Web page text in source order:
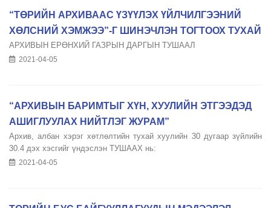
“ТӨРИЙН АРХИВААС ҮЗҮҮЛЭХ ҮЙЛЧИЛГЭЭНИЙ
ХӨЛСНИЙ ХЭМЖЭЭ”-Г ШИНЭЧЛЭН ТОГТООХ ТУХАЙ
АРХИВЫН ЕРӨНХИЙ ГАЗРЫН ДАРГЫН ТУШААЛ
2021-04-05
“АРХИВЫН БАРИМТЫГ ХҮН, ХУУЛИЙН ЭТГЭЭДЭД
АШИГЛУУЛАХ НИЙТЛЭГ ЖУРАМ”
Архив, албан хэрэг хөтлөлтийн тухай хуулийн 30 дугаар зүйлийн
30.4 дэх хэсгийг үндэслэн ТУШААХ нь:
2021-04-05